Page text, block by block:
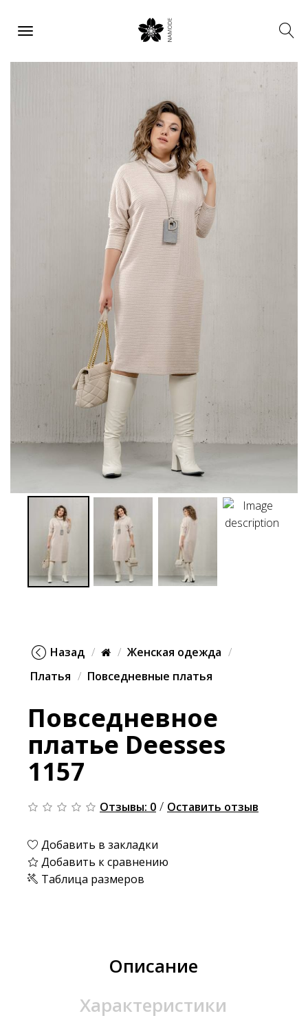
Назад
Женская одежда
Платья
Повседневные платья
Повседневное
платье Deesses
1157
Отзывы: 0 / Оставить отзыв
Добавить в закладки
Добавить к сравнению
Таблица размеров
Описание
Характеристики